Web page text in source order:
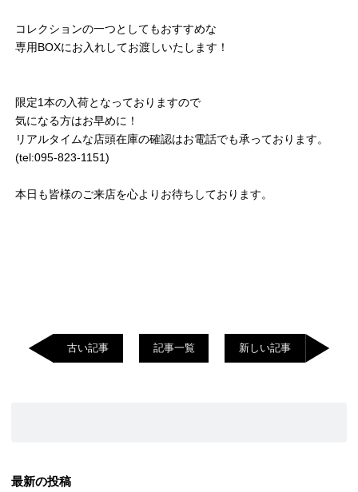
コレクションの一つとしてもおすすめな
専用BOXにお入れしてお渡しいたします！
限定1本の入荷となっておりますので
気になる方はお早めに！
リアルタイムな店頭在庫の確認はお電話でも承っております。
(tel:095-823-1151)
本日も皆様のご来店を心よりお待ちしております。
古い記事 記事一覧 新しい記事
最新の投稿